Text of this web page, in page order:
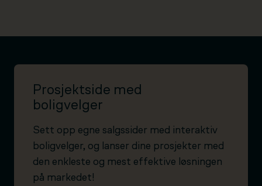
Prosjektside med
boligvelger
Sett opp egne salgssider med interaktiv
boligvelger, og lanser dine prosjekter med
den enkleste og mest effektive løsningen
på markedet!